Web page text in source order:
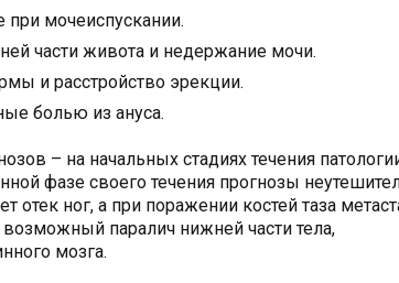
мочеиспускании.
части живота и недержание мочи.
и расстройство эрекции.
болью из ануса.
– на начальных стадиях течения
фазе своего течения прогнозы
отек ног, а при поражении костей таза
паралич нижней части тела,
мозга.